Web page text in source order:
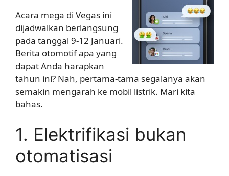
Acara mega di Vegas ini
dijadwalkan berlangsung
pada tanggal 9-12 Januari.
Berita otomotif apa yang
dapat Anda harapkan
tahun ini? Nah, pertama-tama segalanya akan
semakin mengarah ke mobil listrik. Mari kita
bahas.
1. Elektrifikasi bukan
otomatisasi